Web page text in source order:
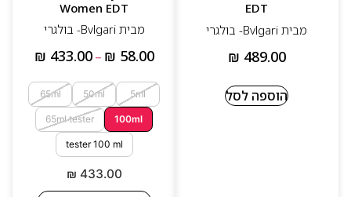
EDT
מבית Bvlgari- בולגרי
₪ 489.00
הוספה לסל
Women EDT
מבית Bvlgari- בולגרי
₪ 58.00
–
₪ 433.00
5ml
50ml
65ml
100ml
65ml tester
tester 100 ml
₪ 433.00